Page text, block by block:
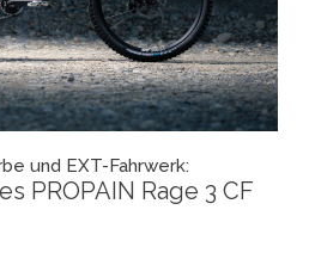
und EXT-Fahrwerk:
PROPAIN Rage 3 CF